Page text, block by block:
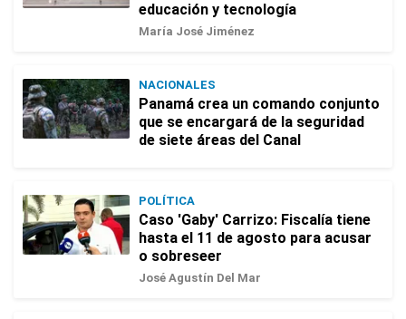
educación y tecnología
María José Jiménez
NACIONALES
Panamá crea un comando conjunto
que se encargará de la seguridad
de siete áreas del Canal
POLÍTICA
Caso 'Gaby' Carrizo: Fiscalía tiene
hasta el 11 de agosto para acusar
o sobreseer
José Agustín Del Mar